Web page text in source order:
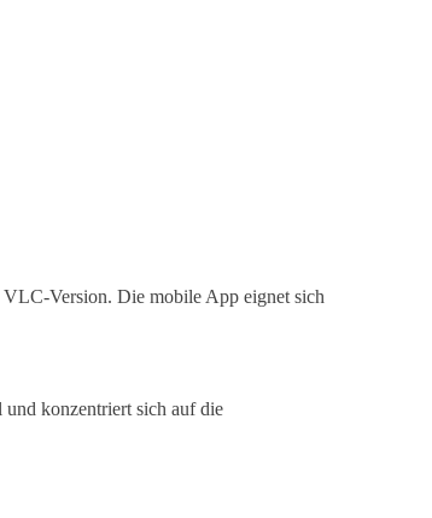
Version. Die mobile App eignet sich
konzentriert sich auf die